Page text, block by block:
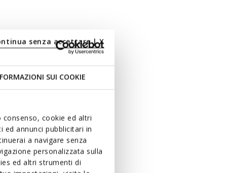
SUI COOKIE
cookie ed altri
annunci pubblicitari in
a navigare senza
personalizzata sulla
ed altri strumenti di
senza accettare | X